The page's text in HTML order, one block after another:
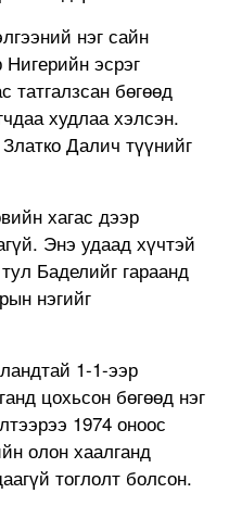
нэг сайн
эсрэг
татгалзсан бөгөөд
худлаа хэлсэн.
Далич түүнийг
хагас дээр
Энэ удаад хүчтэй
Баделийг гараанд
нэгийг
1-1-ээр
цохьсон бөгөөд нэг
1974 оноос
олон хаалганд
тоглолт болсон.